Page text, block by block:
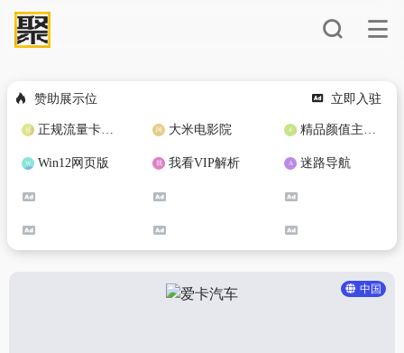
赞助展示位 立即入驻
正规流量卡免费加盟合作 大米电影院 精品颜值主播定制
Win12网页版 我看VIP解析 迷路导航
中国